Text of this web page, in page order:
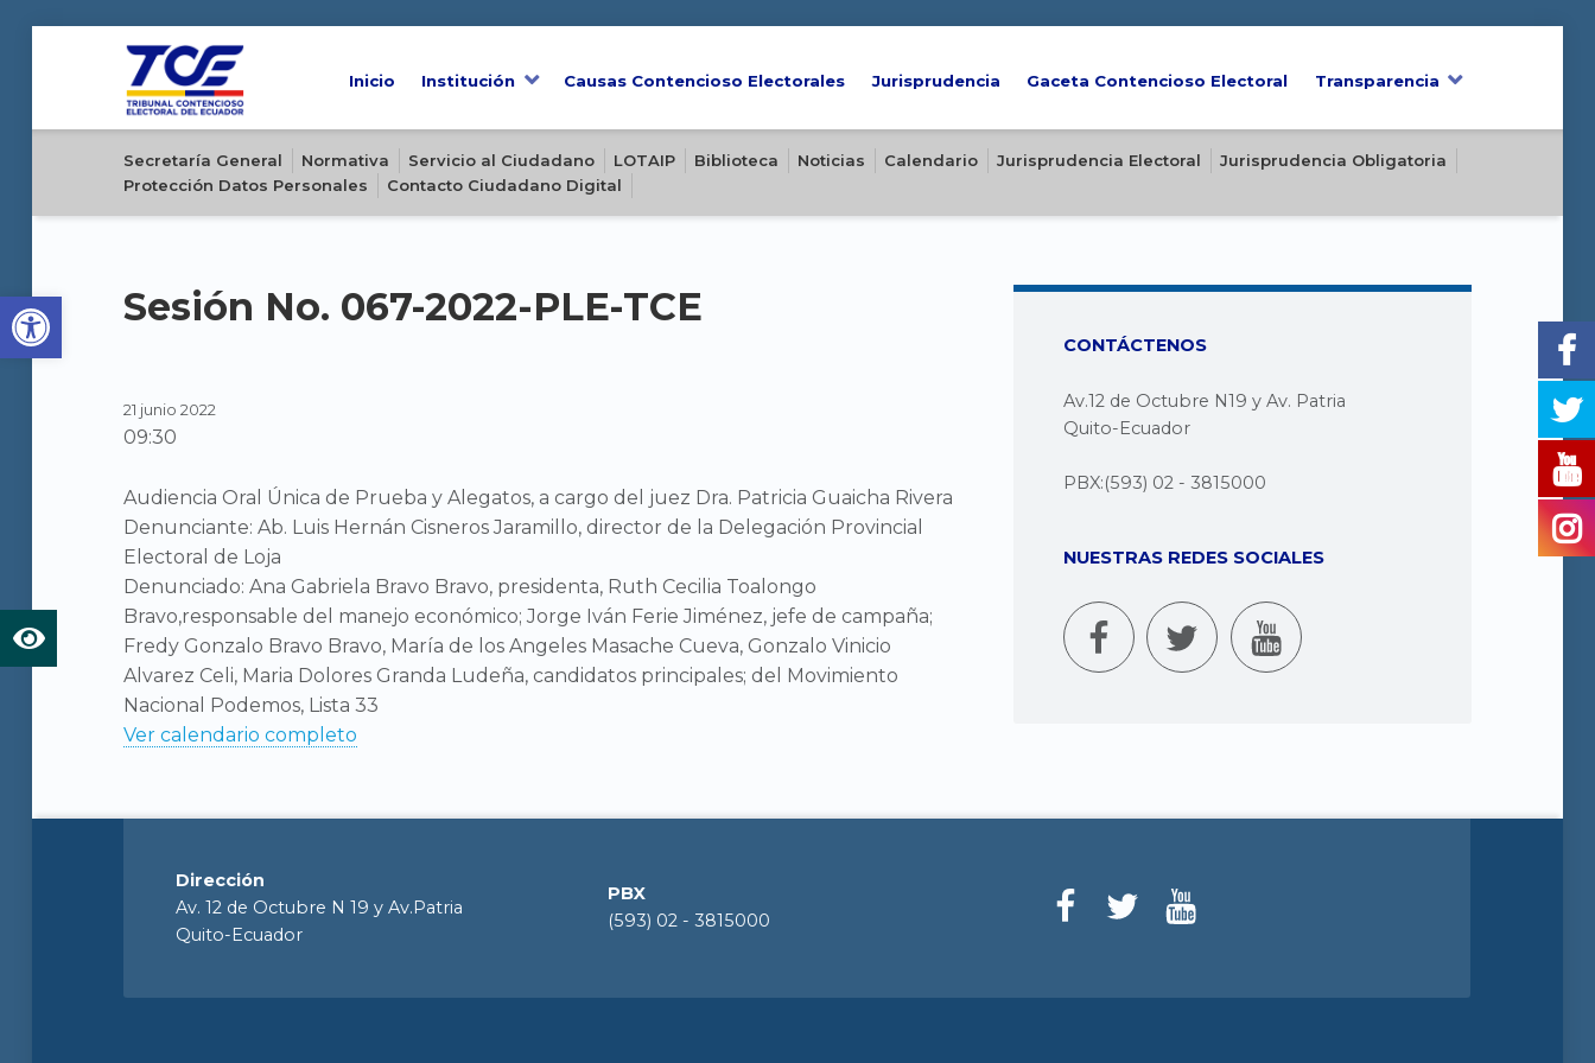
Open toolbar
Inicio Institución Causas Contencioso Electorales Jurisprudencia Gaceta Contencioso Electoral Transparencia
Secretaría General Normativa Servicio al Ciudadano LOTAIP Biblioteca Noticias Calendario Jurisprudencia Electoral
Jurisprudencia Obligatoria
Protección Datos Personales
Contacto Ciudadano Digital
Sesión No. 067-2022-PLE-TCE
21 junio 2022
09:30
Audiencia Oral Única de Prueba y Alegatos, a cargo del juez Dra. Patricia Guaicha Rivera
Denunciante: Ab. Luis Hernán Cisneros Jaramillo, director de la Delegación Provincial
Electoral de Loja
Denunciado: Ana Gabriela Bravo Bravo, presidenta, Ruth Cecilia Toalongo
Bravo,responsable del manejo económico; Jorge Iván Ferie Jiménez, jefe de campaña;
Fredy Gonzalo Bravo Bravo, María de los Angeles Masache Cueva, Gonzalo Vinicio
Alvarez Celi, Maria Dolores Granda Ludeña, candidatos principales; del Movimiento
Nacional Podemos, Lista 33
Ver calendario completo
CONTÁCTENOS
Av.12 de Octubre N19 y Av. Patria
Quito-Ecuador
PBX:(593) 02 - 3815000
NUESTRAS REDES SOCIALES
Dirección
Av. 12 de Octubre N 19 y Av.Patria
Quito-Ecuador
PBX
(593) 02 - 3815000